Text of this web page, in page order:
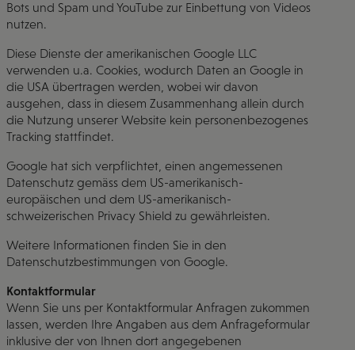
Bots und Spam und YouTube zur Einbettung von Videos
nutzen.
Diese Dienste der amerikanischen Google LLC
verwenden u.a. Cookies, wodurch Daten an Google in
die USA übertragen werden, wobei wir davon
ausgehen, dass in diesem Zusammenhang allein durch
die Nutzung unserer Website kein personenbezogenes
Tracking stattfindet.
Google hat sich verpflichtet, einen angemessenen
Datenschutz gemäss dem US-amerikanisch-
europäischen und dem US-amerikanisch-
schweizerischen Privacy Shield zu gewährleisten.
Weitere Informationen finden Sie in den
Datenschutzbestimmungen von Google.
Kontaktformular
Wenn Sie uns per Kontaktformular Anfragen zukommen
lassen, werden Ihre Angaben aus dem Anfrageformular
inklusive der von Ihnen dort angegebenen